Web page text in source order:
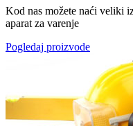
Kod nas možete naći veliki
aparat za varenje
Pogledaj proizvode